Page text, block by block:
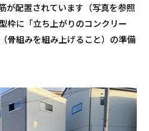
が配置されています（写真を参照
枠に「立ち上がりのコンクリー
骨組みを組み上げること）の準備